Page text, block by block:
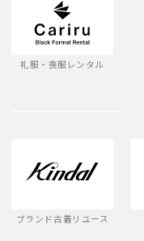
礼服・喪服レンタル
ブランド古着リユース